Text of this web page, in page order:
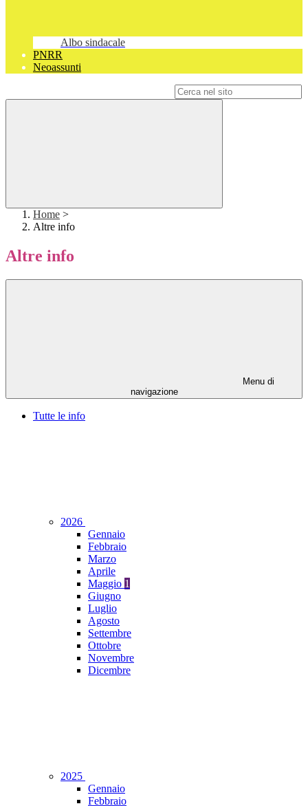
Albo sindacale
PNRR
Neoassunti
Home >
Altre info
Altre info
Menu di
navigazione
Tutte le info
2026
Gennaio
Febbraio
Marzo
Aprile
Maggio 1
Giugno
Luglio
Agosto
Settembre
Ottobre
Novembre
Dicembre
2025
Gennaio
Febbraio